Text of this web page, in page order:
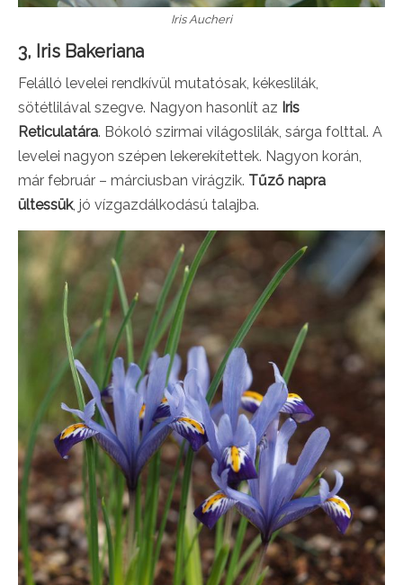
Iris Aucheri
3, Iris Bakeriana
Felálló levelei rendkívül mutatósak, kékeslilák,
sötétlilával szegve. Nagyon hasonlít az Iris
Reticulatára. Bókoló szirmai világoslilák, sárga folttal. A
levelei nagyon szépen lekerekítettek. Nagyon korán,
már február – márciusban virágzik. Tűző napra
ültessük, jó vízgazdálkodású talajba.